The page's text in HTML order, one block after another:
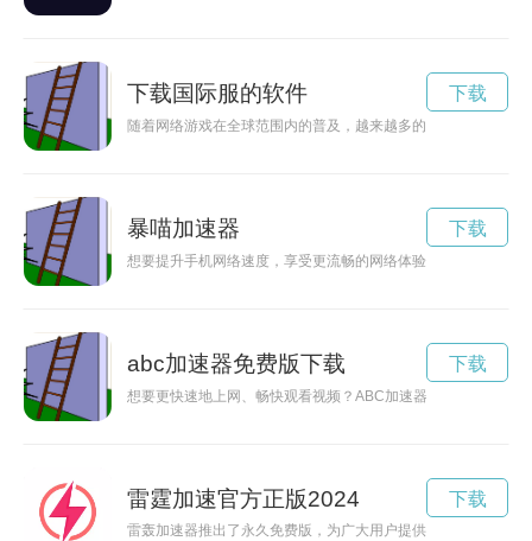
下载国际服的软件
随着网络游戏在全球范围内的普及，越来越多的玩家会遇到国
下载
暴喵加速器
想要提升手机网络速度，享受更流畅的网络体验，就不能错过
下载
abc加速器免费版下载
想要更快速地上网、畅快观看视频？ABC加速器APP官方下载
下载
雷霆加速官方正版2024
雷轰加速器推出了永久免费版，为广大用户提供更稳定、更快
下载